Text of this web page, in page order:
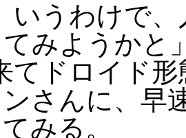
いうわけで
てみようかと
てドロイド
さんに、早
みる。